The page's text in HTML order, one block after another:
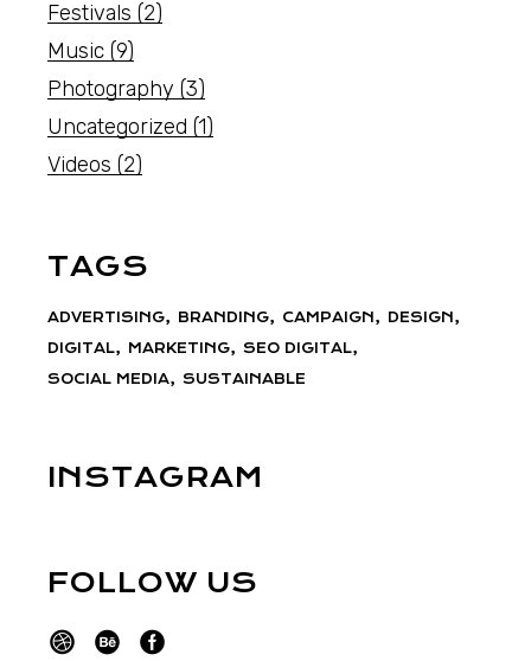
Festivals (2)
Music (9)
Photography (3)
Uncategorized (1)
Videos (2)
TAGS
ADVERTISING BRANDING CAMPAIGN
DESIGN
DIGITAL
MARKETING
SEO DIGITAL
SOCIAL MEDIA
SUSTAINABLE
INSTAGRAM
FOLLOW US